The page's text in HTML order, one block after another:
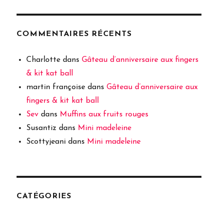
COMMENTAIRES RÉCENTS
Charlotte dansGâteau d’anniversaire aux fingers
& kit kat ball
martin françoise dansGâteau d’anniversaire aux
fingers & kit kat ball
Sev dans Muffins aux fruits rouges
Susantiz dans Mini madeleine
Scottyjeani dans Mini madeleine
CATÉGORIES